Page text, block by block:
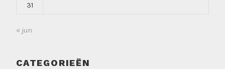
31
« jun
CATEGORIEËN